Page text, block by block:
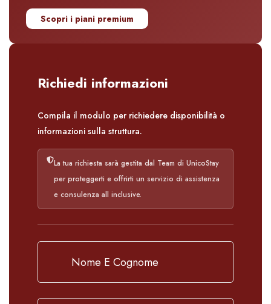
Scopri i piani premium
Richiedi informazioni
Compila il modulo per richiedere disponibilità o
informazioni sulla struttura.
La tua richiesta sarà gestita dal Team di UnicoStay
per proteggerti e offrirti un servizio di assistenza
e consulenza all inclusive.